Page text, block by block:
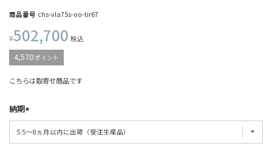
商品番号 chs-vla75s-oo-tir67
¥502,700 税込
4,570ポイント
こちらは取寄せ商品です
納期